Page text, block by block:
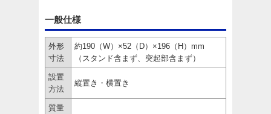
一般仕様
外形
寸法
約190（W）×52（D）×196（H）mm
（スタンド含まず、突起部含まず）
設置
方法
縦置き・横置き
質量